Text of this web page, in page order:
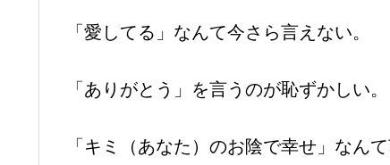
「愛してる」なんて今さら言えない。
「ありがとう」を言うのが恥ずかしい。
「キミ（あなた）のお陰で幸せ」なんて